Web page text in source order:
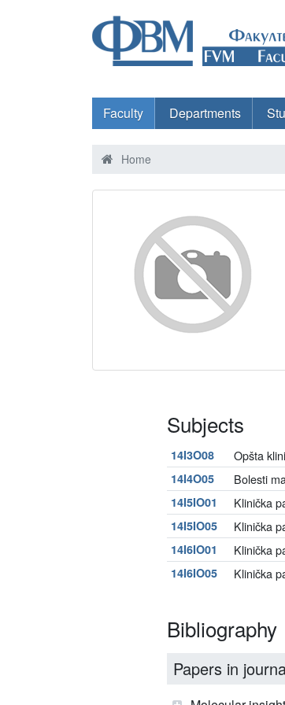
Faculty Departments
Home
Subjects
14I3O08 Opšta
14I4O05 Bolesti
14I5IO01 Klinička
14I5IO05 Klinička
14I6IO01 Klinička
14I6IO05 Klinička
Bibliography
Papers in